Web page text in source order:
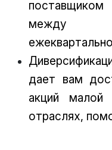
между
дает вам
акций малой
отраслях,